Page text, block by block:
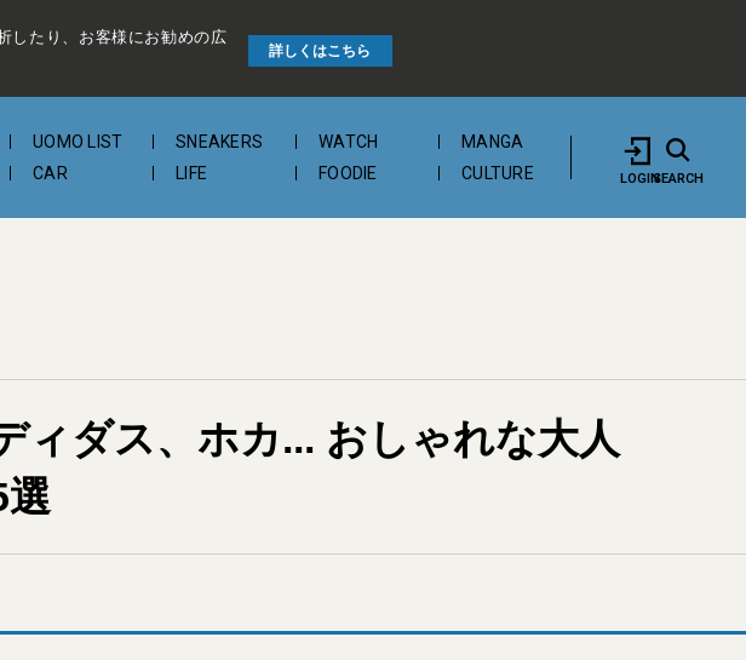
したり、お客様にお勧めの広
詳しくはこちら
UOMO LIST SNEAKERS WATCH
MANGA
CAR LIFE FOODIE CULTURE LOGINSEARCH
ィダス、ホカ... おしゃれな大人